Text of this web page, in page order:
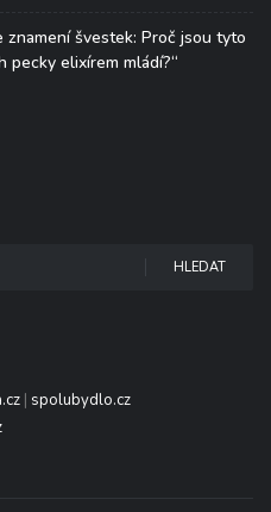
znamení švestek: Proč jsou tyto
pecky elixírem mládí?“
HLEDAT
| spolubydlo.cz